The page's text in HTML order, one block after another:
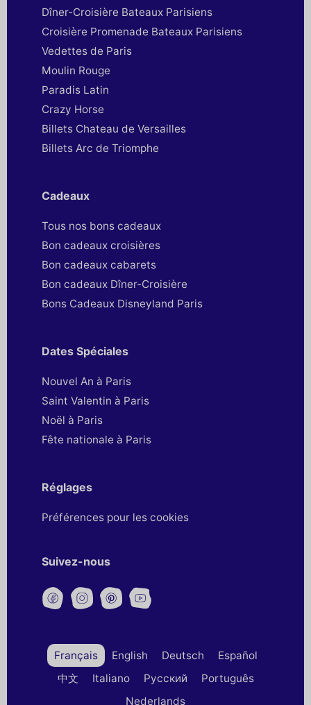
Dîner-Croisière Bateaux Parisiens
Croisière Promenade Bateaux Parisiens
Vedettes de Paris
Moulin Rouge
Paradis Latin
Crazy Horse
Billets Chateau de Versailles
Billets Arc de Triomphe
Cadeaux
Tous nos bons cadeaux
Bon cadeaux croisières
Bon cadeaux cabarets
Bon cadeaux Dîner-Croisière
Bons Cadeaux Disneyland Paris
Dates Spéciales
Nouvel An à Paris
Saint Valentin à Paris
Noël à Paris
Fête nationale à Paris
Réglages
Préférences pour les cookies
Suivez-nous
Français English Deutsch
Español
中文
Italiano Русский
Português
Nederlands